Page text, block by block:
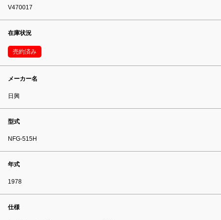
V470017
在庫状況
売約済み
メーカー名
日興
型式
NFG-515H
年式
1978
仕様